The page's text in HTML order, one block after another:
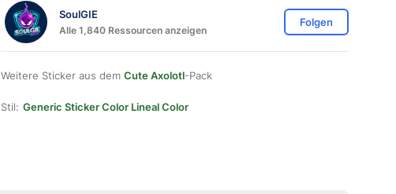
SoulGIE
Alle 1,840 Ressourcen anzeigen
Folgen
Weitere Sticker aus dem Cute Axolotl-Pack
Stil: Generic Sticker Color Lineal Color